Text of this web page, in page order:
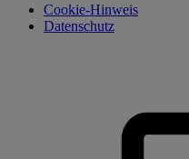
Cookie-Hinweis
Datenschutz